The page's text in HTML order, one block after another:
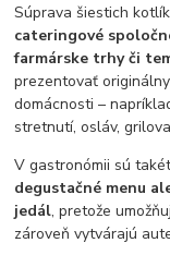
Súprava šiestich
cateringové
farmárske trhy či
prezentovať
domácnosti –
stretnutí, osláv,
V gastronómii sú
degustačné menu
jedál, pretože
zároveň vytvárajú